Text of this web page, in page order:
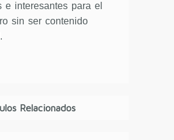
e interesantes para el
sin ser contenido
Relacionados